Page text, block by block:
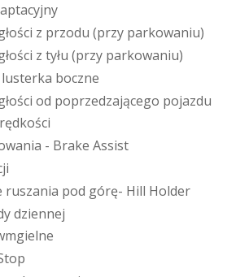
aptacyjny
łości z przodu (przy parkowaniu)
łości z tyłu (przy parkowaniu)
lusterka boczne
łości od poprzedzającego pojazdu
rędkości
wania - Brake Assist
ji
ruszania pod górę- Hill Holder
ydziennej
mgielne
top